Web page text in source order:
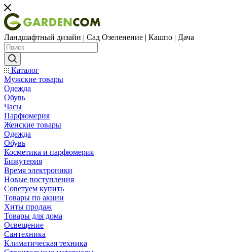
Ландшафтный дизайн | Сад Озеленение | Кашпо | Дача
Каталог
Мужские товары
Одежда
Обувь
Часы
Парфюмерия
Женские товары
Одежда
Обувь
Косметика и парфюмерия
Бижутерия
Время электроники
Новые поступления
Советуем купить
Товары по акции
Хиты продаж
Товары для дома
Освещение
Сантехника
Климатическая техника